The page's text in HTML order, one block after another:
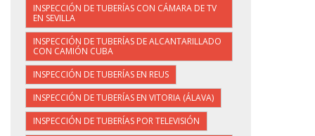
INSPECCIÓN DE TUBERÍAS CON CÁMARA DE TV
EN SEVILLA
INSPECCIÓN DE TUBERÍAS DE ALCANTARILLADO
CON CAMIÓN CUBA
INSPECCIÓN DE TUBERÍAS EN REUS
INSPECCIÓN DE TUBERÍAS EN VITORIA (ÁLAVA)
INSPECCIÓN DE TUBERÍAS POR TELEVISIÓN